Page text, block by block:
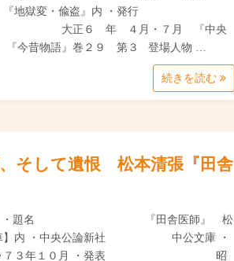
獄変・偸盗』内 ・発行
表 大正６ 年 ４月・７月 『中央
語』巻２９ 第３ 登場人物 …
続きを読む
そして遺恨 松本清張『田舎
リーズ ・題名 『田舎医師』 松
車】内 ・中央公論新社 中公文庫 ・
年１０月 ・発表 昭